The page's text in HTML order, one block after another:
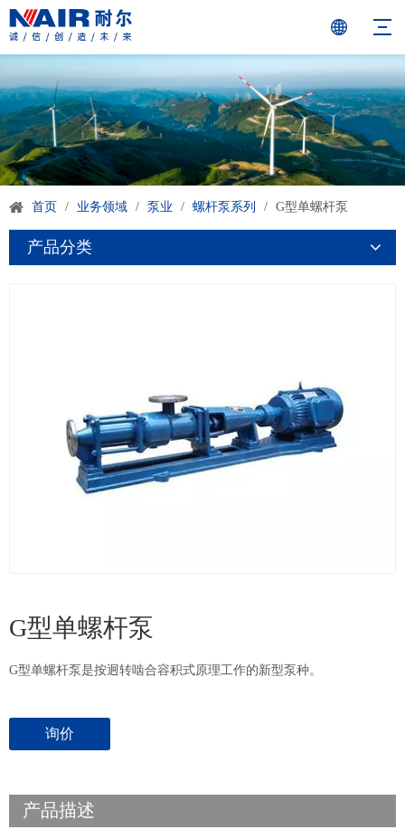
首页 / 业务领域 / 泵业 / 螺杆泵系列 / G型单螺杆泵
产品分类
G型单螺杆泵
G型单螺杆泵是按迥转啮合容积式原理工作的新型泵种。
询价
产品描述